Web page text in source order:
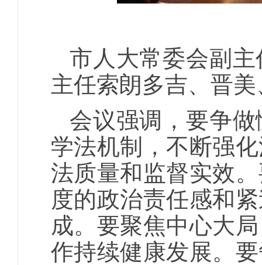
市人大常委会副
主任索朗多吉、晋
会议强调，要争
学法机制，不断强
法质量和监督实效
度的政治责任感和
成。要聚焦中心大
作持续健康发展。